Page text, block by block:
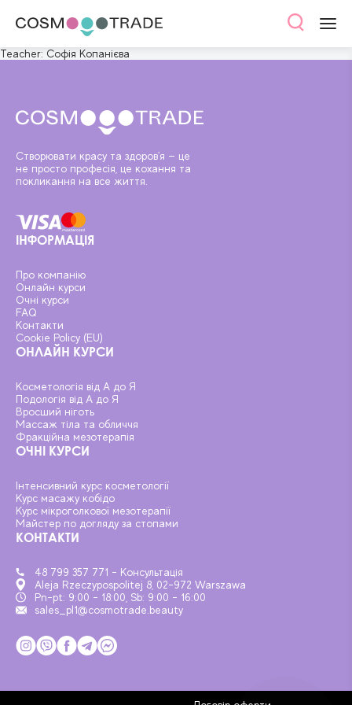
Teacher: Софія Копанієва
Створювати красу та здоров'я — це
не просто професія, це кохання та
покликання на все життя.
ІНФОРМАЦІЯ
Про компанію
Онлайн курси
Очні курси
FAQ
Контакти
Cookie Policy (EU)
ОНЛАЙН КУРСИ
Косметологія від А до Я
Подологія від А до Я
Вросший ніготь
Массаж тіла та обличчя
Фракційна мезотерапія
ОЧНІ КУРСИ
Інтенсивний курс косметології
Курс масажу кобідо
Курс мікроголкової мезотерапії
Майстер по догляду за стопами
КОНТАКТИ
48 799 357 771 - Консультація
Aleja Rzeczypospolitej 8, 02-972 Warszawa
Pn-pt: 9:00 - 18:00, Sb: 9:00 - 16:00
sales_pl1@cosmotrade.beauty